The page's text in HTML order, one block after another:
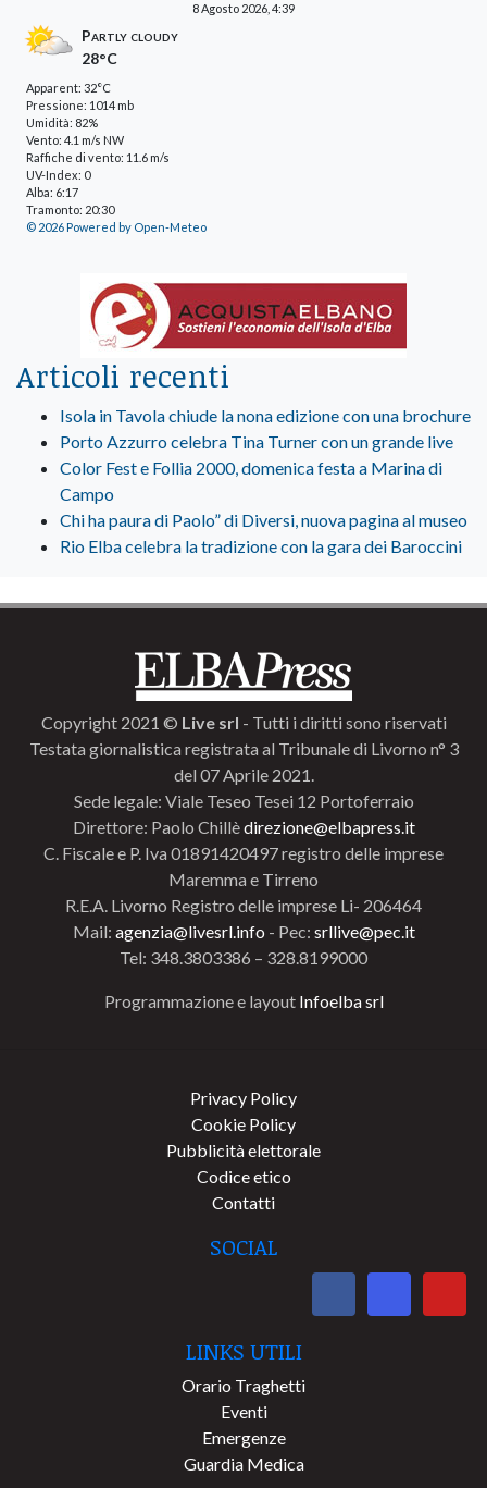
8 Agosto 2026, 4:39
Partly cloudy
28°C
Apparent: 32°C
Pressione: 1014 mb
Umidità: 82%
Vento: 4.1 m/s NW
Raffiche di vento: 11.6 m/s
UV-Index: 0
Alba: 6:17
Tramonto: 20:30
© 2026 Powered by Open-Meteo
Articoli recenti
Isola in Tavola chiude la nona edizione con una brochure
Porto Azzurro celebra Tina Turner con un grande live
Color Fest e Follia 2000, domenica festa a Marina di
Campo
Chi ha paura di Paolo” di Diversi, nuova pagina al museo
Rio Elba celebra la tradizione con la gara dei Baroccini
Copyright 2021 © Live srl - Tutti i diritti sono riservati
Testata giornalistica registrata al Tribunale di Livorno n° 3
del 07 Aprile 2021.
Sede legale: Viale Teseo Tesei 12 Portoferraio
Direttore: Paolo Chillèdirezione@elbapress.it
C. Fiscale e P. Iva 01891420497 registro delle imprese
Maremma e Tirreno
R.E.A. Livorno Registro delle imprese Li- 206464
Mail: agenzia@livesrl.info - Pec: srllive@pec.it
Tel: 348.3803386 – 328.8199000
Programmazione e layout Infoelba srl
Privacy Policy
Cookie Policy
Pubblicità elettorale
Codice etico
Contatti
SOCIAL
LINKS UTILI
Orario Traghetti
Eventi
Emergenze
Guardia Medica